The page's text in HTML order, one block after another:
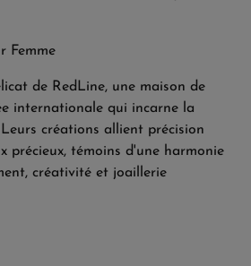
Femme
de RedLine, une maison de
internationale qui incarne la
créations allient précision
précieux, témoins d'une harmonie
créativité et joaillerie